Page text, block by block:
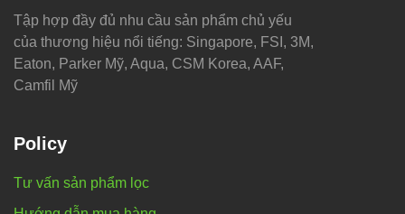
Tập hợp đầy đủ nhu cầu sản phẩm chủ yếu
của thương hiệu nổi tiếng: Singapore, FSI, 3M,
Eaton, Parker Mỹ, Aqua, CSM Korea, AAF,
Camfil Mỹ
Policy
Tư vấn sản phẩm lọc